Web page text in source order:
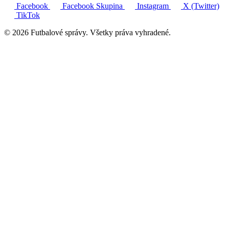
Facebook Facebook Skupina Instagram
X (Twitter)
TikTok
© 2026 Futbalové správy. Všetky práva vyhradené.